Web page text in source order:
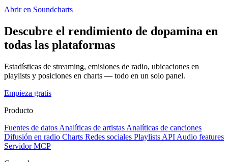
Abrir en Soundcharts
Descubre el rendimiento de dopamina en
todas las plataformas
Estadísticas de streaming, emisiones de radio, ubicaciones en
playlists y posiciones en charts — todo en un solo panel.
Empieza gratis
Producto
Fuentes de datos Analíticas de artistas Analíticas de canciones
Difusión en radio Charts Redes sociales Playlists API Audio features
Servidor MCP